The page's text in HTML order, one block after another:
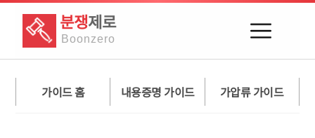
분쟁제로
Boonzero
가이드 홈 내용증명 가이드 가압류 가이드